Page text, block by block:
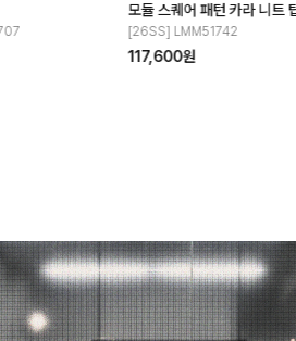
트위드 컬러리브 하프 티셔츠
[26SS] LMM41701
95,200원